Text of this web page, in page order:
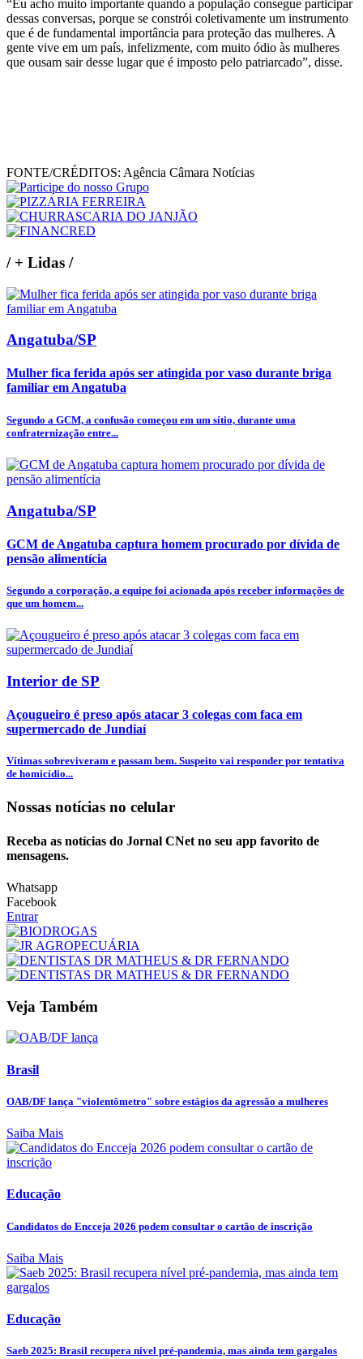
“Eu acho muito importante quando a população consegue participar
dessas conversas, porque se constrói coletivamente um instrumento
que é de fundamental importância para proteção das mulheres. A
gente vive em um país, infelizmente, com muito ódio às mulheres
que ousam sair desse lugar que é imposto pelo patriarcado”, disse.
FONTE/CRÉDITOS: Agência Câmara Notícias
/+ Lidas /
Angatuba/SP
Mulher fica ferida após ser atingida por vaso durante briga
familiar em Angatuba
Segundo a GCM, a confusão começou em um sítio, durante uma
confraternização entre...
Angatuba/SP
GCM de Angatuba captura homem procurado por dívida de
pensão alimentícia
Segundo a corporação, a equipe foi acionada após receber informações de
que um homem...
Interior de SP
Açougueiro é preso após atacar 3 colegas com faca em
supermercado de Jundiaí
Vítimas sobreviveram e passam bem. Suspeito vai responder por tentativa
de homicídio...
Nossas notícias no celular
Receba as notícias do Jornal CNet no seu app favorito de
mensagens.
Whatsapp
Facebook
Entrar
Veja Também
Brasil
OAB/DF lança "violentômetro" sobre estágios da agressão a mulheres
Saiba Mais
Educação
Candidatos do Encceja 2026 podem consultar o cartão de inscrição
Saiba Mais
Educação
Saeb 2025: Brasil recupera nível pré-pandemia, mas ainda tem gargalos